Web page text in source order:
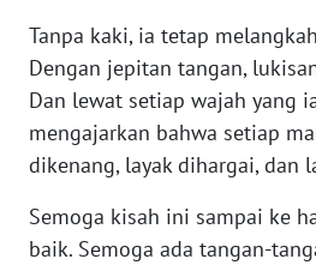
Tanpa kaki, ia tetap
Dengan jepitan tangan,
Dan lewat setiap wajah yang
mengajarkan bahwa setiap
dikenang, layak dihargai, dan
Semoga kisah ini sampai ke
baik. Semoga ada tangan-
CIANJUR
WN
KEPULAUAN
SERIBU
WN
TANGERANG